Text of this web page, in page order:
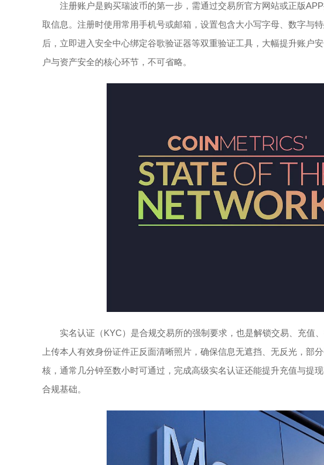
注册账户是购买瑞波币的第一步，需通过交易所官方网站或正版
取信息。注册时使用常用手机号或邮箱，设置包含大小写字母、数字与
后，立即进入安全中心绑定谷歌验证器等双重验证工具，大幅提升账户
户与资产安全的核心环节，不可省略。
实名认证（KYC）是合规交易所的强制要求，也是解锁交易、充值
上传本人有效身份证件正反面清晰照片，确保信息无遮挡、无反光，部
核，通常几分钟至数小时可通过，完成高级实名认证还能提升充值与提
合规基础。